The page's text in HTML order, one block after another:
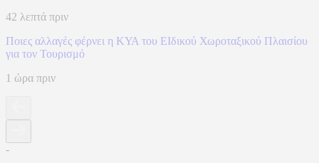
42 λεπτά πριν
Ποιες αλλαγές φέρνει η ΚΥΑ του ΕΙδικού Χωροταξικού Πλαισίου
για τον Τουρισμό
1 ώρα πριν
-